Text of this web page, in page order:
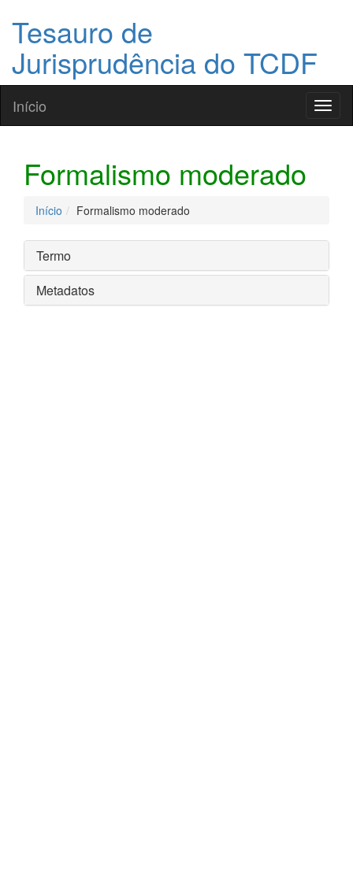
Tesauro de
Jurisprudência do TCDF
Início
Formalismo moderado
Início Formalismo moderado
Termo
Metadatos